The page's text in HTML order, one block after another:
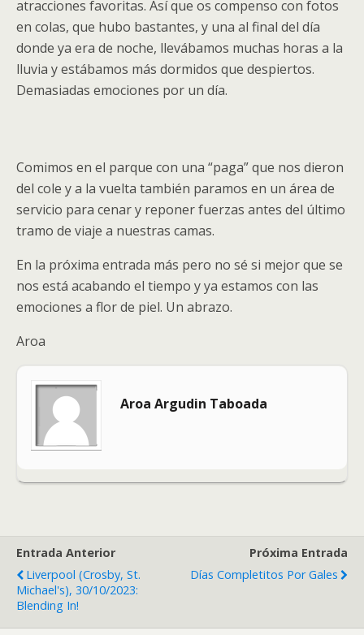
atracciones favoritas. Así que os compenso con fotos
en colas, que hubo bastantes, y una al final del día
donde ya era de noche, llevábamos muchas horas a la
lluvia y estábamos más dormidos que despiertos.
Demasiadas emociones por un día.
Comimos en el parque con una “paga” que nos dieron
del cole y a la vuelta también paramos en un área de
servicio para cenar y reponer fuerzas antes del último
tramo de viaje a nuestras camas.
En la próxima entrada más pero no sé si mejor que se
nos está acabando el tiempo y ya estamos con las
emociones a flor de piel. Un abrazo.
Aroa
Aroa Argudin Taboada
Entrada Anterior
Liverpool (Crosby, St.
Michael's), 30/10/2023:
Blending In!
Próxima Entrada
Días Completitos Por Gales